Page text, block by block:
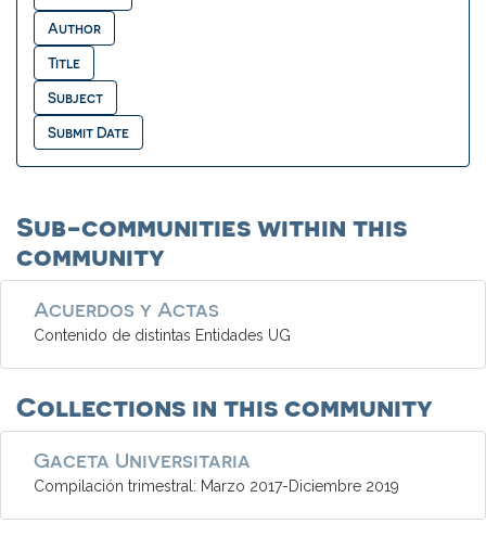
Sub-communities within this
community
Acuerdos y Actas
Contenido de distintas Entidades UG
Collections in this community
Gaceta Universitaria
Compilación trimestral: Marzo 2017-Diciembre 2019